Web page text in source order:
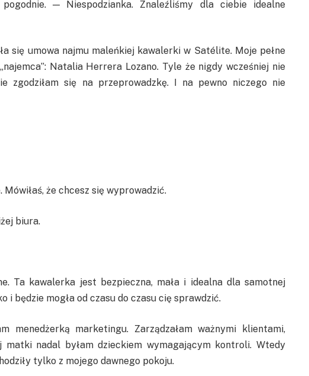
— Niespodzianka. Znaleźliśmy dla ciebie idealne
się umowa najmu maleńkiej kawalerki w Satélite. Moje pełne
Natalia Herrera Lozano. Tyle że nigdy wcześniej nie
zgodziłam się na przeprowadzkę. I na pewno niczego nie
że chcesz się wyprowadzić.
biura.
Ta kawalerka jest bezpieczna, mała i idealna dla samotnej
i będzie mogła od czasu do czasu cię sprawdzić.
menedżerką marketingu. Zarządzałam ważnymi klientami,
matki nadal byłam dzieckiem wymagającym kontroli. Wtedy
tylko z mojego dawnego pokoju.